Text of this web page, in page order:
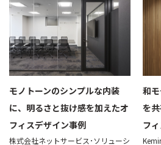
モノトーンのシンプルな内装
に、明るさと抜け感を加えたオ
フィスデザイン事例
株式会社ネットサービス･ソリューシ
和
を
フ